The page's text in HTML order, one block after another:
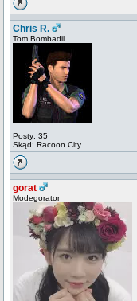
Chris R.
Tom Bombadil
Posty: 35
Skąd: Racoon City
gorat
Modegorator